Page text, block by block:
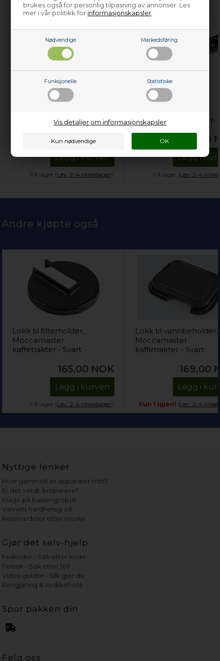
brukes også for personlig tilpasning av annonser. Les
mer i vår politikk for informasjonskapsler
Nødvendige Markedsføring
Funksjonelle Statistiske
Vis detaljer om informasjonskapsler
Avkalker, Moccamaster
170,00 NOK
Legg i kurven
På lager (Lev. 2-4 virkedager).
Bryggearm,
kaffetrakter - 167 mm
314,00
Legg i
På lager (Lev. 2-4
Andre kjøpte også
Lokk til filterholder,
Moccamaster
kaffetrakter - Svart
165,00 NOK
Legg i kurven
På lager (Lev. 2-4 virkedager).
Lokk til vannbeholder,
Moccamaster
kaffetrakter - Svart
169,00
Legg i
Kun 1 igjen! (Lev. 2-4
Nyttige lenker
Hvor gammelt er apparatet mitt?
Er det verdt å reparere?
Klage på bassengrobot
Vannets hardhetsgrad
Reservedeler etter merke
Gjør det selv-hjelp
Feilkoder - Søk etter kode
Feilsøk - Søk etter feil
Video guider - Slik gjør du
Rengjøring & vedlikehold
Spor pakken din
Følg oss